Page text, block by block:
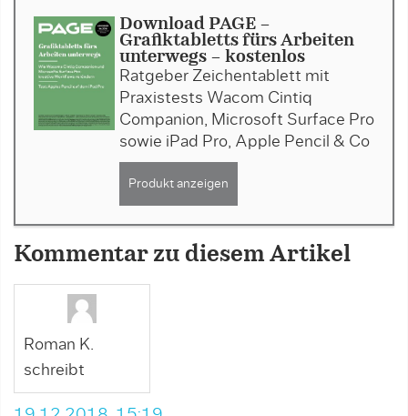
Download PAGE -
Grafiktabletts fürs Arbeiten
unterwegs - kostenlos
Ratgeber Zeichentablett mit
Praxistests Wacom Cintiq
Companion, Microsoft Surface Pro
sowie iPad Pro, Apple Pencil & Co
Produkt anzeigen
Kommentar zu diesem Artikel
Roman K.
schreibt